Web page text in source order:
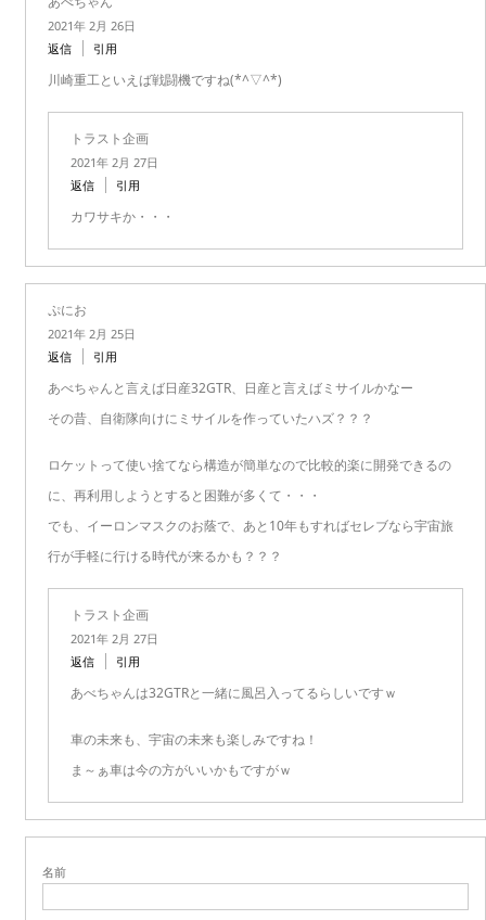
2021年 2月 26日
返信
引用
川崎重工といえば戦闘機ですね(*^▽^*)
トラスト企画
2021年 2月 27日
返信
引用
カワサキか・・・
ぷにお
2021年 2月 25日
返信
引用
あべちゃんと言えば日産32GTR、日産と言えばミサイルかなー
その昔、自衛隊向けにミサイルを作っていたハズ？？？
ロケットって使い捨てなら構造が簡単なので比較的楽に開発できるの
に、再利用しようとすると困難が多くて・・・
でも、イーロンマスクのお蔭で、あと10年もすればセレブなら宇宙旅
行が手軽に行ける時代が来るかも？？？
トラスト企画
2021年 2月 27日
返信
引用
あべちゃんは32GTRと一緒に風呂入ってるらしいですｗ
車の未来も、宇宙の未来も楽しみですね！
ま～ぁ車は今の方がいいかもですがｗ
名前